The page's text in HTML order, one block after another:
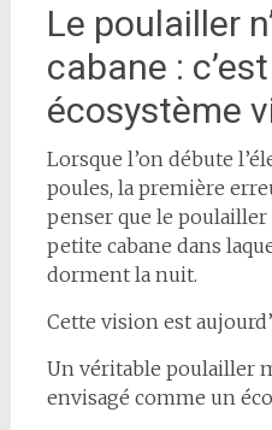
Le poulailler
cabane :
écosystème
Lorsque l’on débute
poules, la première
penser que le
petite cabane dans
dorment la nuit.
Cette vision est
Un véritable poulailler
envisagé comme un